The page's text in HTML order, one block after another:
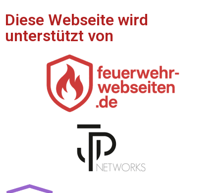
Diese Webseite wird
unterstützt von